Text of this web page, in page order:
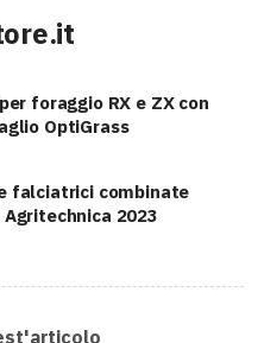
foraggio RX e ZX con
OptiGrass
falciatrici combinate
2023